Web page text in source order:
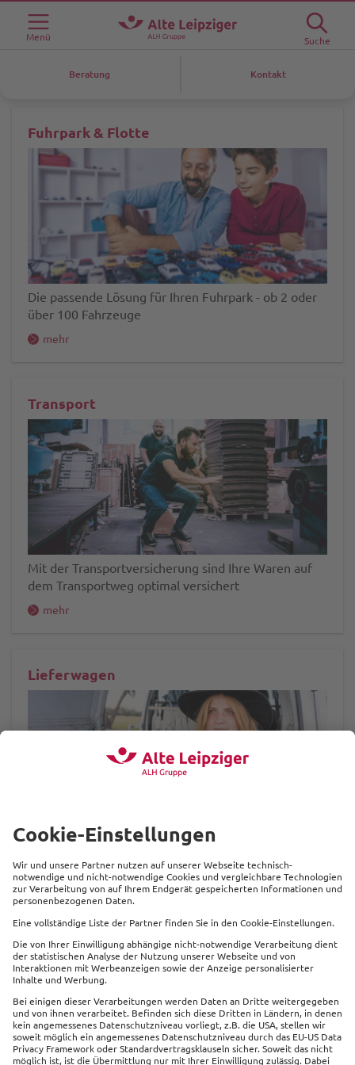
Menü Suche
Beratung Kontakt
Fuhrpark & Flotte
Die passende Lösung für Ihren Fuhrpark - ob 2 oder
über 100 Fahrzeuge
mehr
Transport
Mit der Transportversicherung sind Ihre Waren auf
dem Transportweg optimal versichert
mehr
Lieferwagen
mehr
Beliebte Produkte
Service
Kontakt
Links